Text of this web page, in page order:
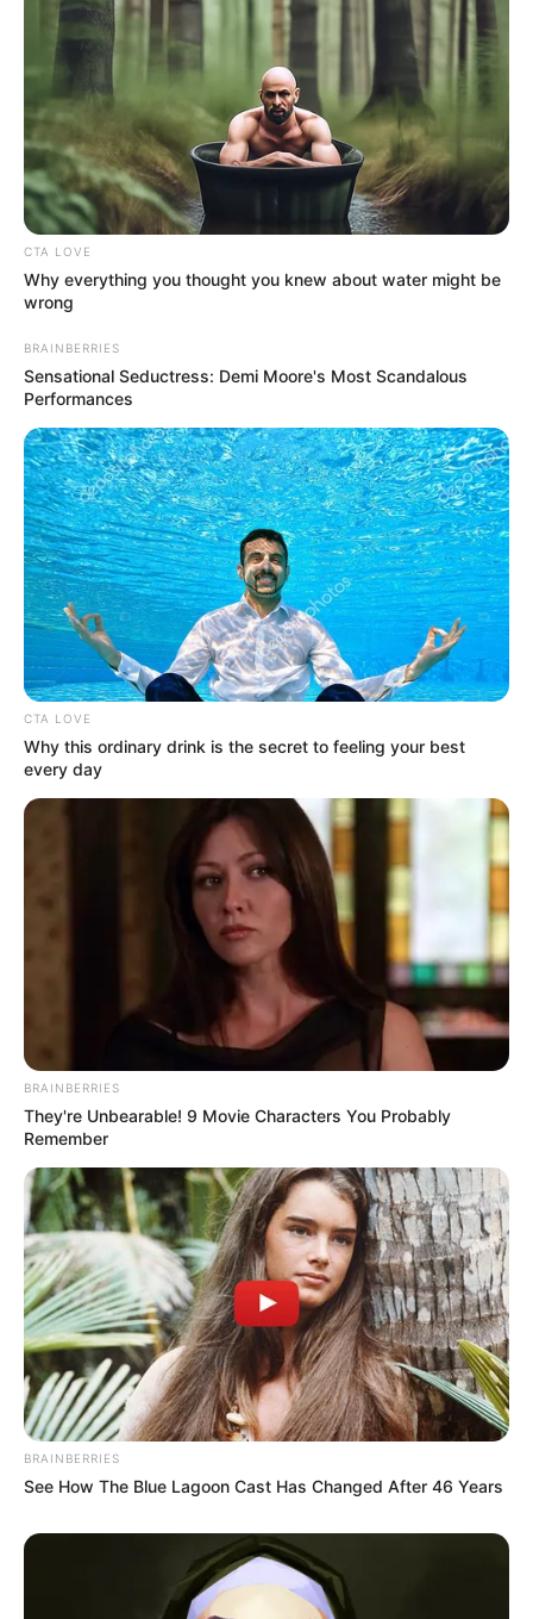
CTA LOVE
Why everything you thought you knew about water might be
wrong
BRAINBERRIES
Sensational Seductress: Demi Moore's Most Scandalous
Performances
CTA LOVE
Why this ordinary drink is the secret to feeling your best
every day
BRAINBERRIES
They're Unbearable! 9 Movie Characters You Probably
Remember
BRAINBERRIES
See How The Blue Lagoon Cast Has Changed After 46 Years